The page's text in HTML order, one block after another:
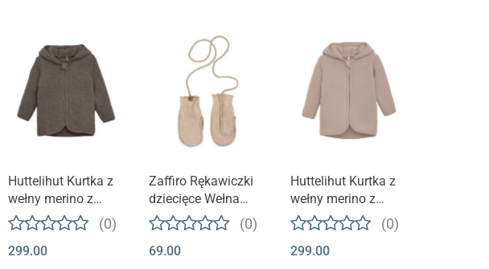
Huttelihut Kurtka z
wełny merino z
uszkami | Dark
Brown Melange
(0)
299.00
Zaffiro Rękawiczki
dziecięce Wełna
premium 1-3 l Beige
(0)
69.00
Huttelihut Kurtka z
wełny merino z
uszkami |
Mahogany Rose
(0)
299.00